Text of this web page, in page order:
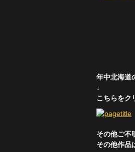
年中北海道
↓
こちらをク
その他ご不
その他作品